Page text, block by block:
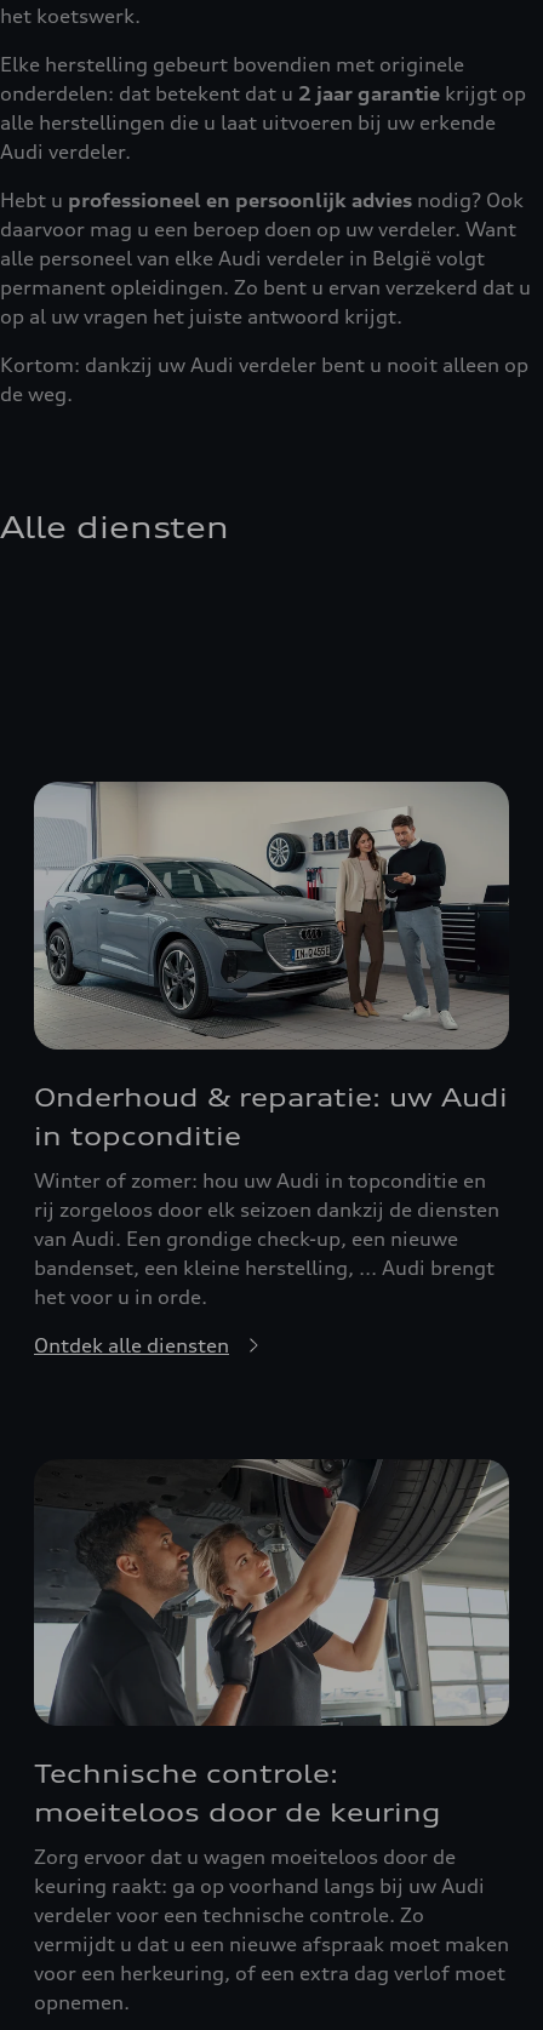
het koetswerk.
Elke herstelling gebeurt bovendien met originele
onderdelen: dat betekent dat u 2 jaar garantie krijgt op
alle herstellingen die u laat uitvoeren bij uw erkende
Audi verdeler.
Hebt u professioneel en persoonlijk advies nodig? Ook
daarvoor mag u een beroep doen op uw verdeler. Want
alle personeel van elke Audi verdeler in België volgt
permanent opleidingen. Zo bent u ervan verzekerd dat u
op al uw vragen het juiste antwoord krijgt.
Kortom: dankzij uw Audi verdeler bent u nooit alleen op
de weg.
Alle diensten
Onderhoud & reparatie: uw Audi
in topconditie
Winter of zomer: hou uw Audi in topconditie en
rij zorgeloos door elk seizoen dankzij de diensten
van Audi. Een grondige check-up, een nieuwe
bandenset, een kleine herstelling, ... Audi brengt
het voor u in orde.
Ontdek alle diensten
Technische controle:
moeiteloos door de keuring
Zorg ervoor dat u wagen moeiteloos door de
keuring raakt: ga op voorhand langs bij uw Audi
verdeler voor een technische controle. Zo
vermijdt u dat u een nieuwe afspraak moet maken
voor een herkeuring, of een extra dag verlof moet
opnemen.